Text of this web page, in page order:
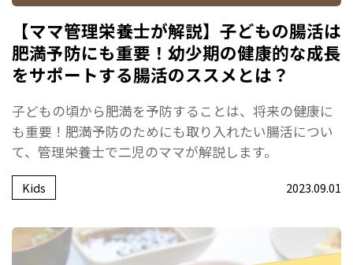
【ママ管理栄養士が解説】子どもの腸活は
肥満予防にも重要！幼少期の健康的な成長
をサポートする腸活のススメとは？
子どもの頃から肥満を予防することは、将来の健康に
も重要！肥満予防のためにも取り入れたい腸活につい
て、管理栄養士で二児のママが解説します。
Kids 2023.09.01